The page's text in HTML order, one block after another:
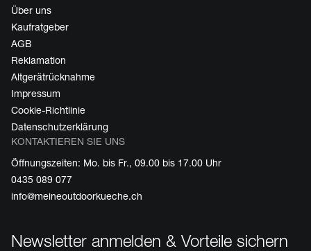
Über uns
Kaufratgeber
AGB
Reklamation
Altgerätrücknahme
Impressum
Cookie-Richtlinie
Datenschutzerklärung
KONTAKTIEREN SIE UNS
Öffnungszeiten: Mo. bis Fr., 09.00 bis 17.00 Uhr
0435 089 077
info@meineoutdoorkueche.ch
Newsletter anmelden & Vorteile sichern